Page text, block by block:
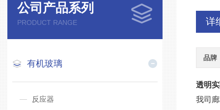
公司产品系列
PRODUCT RANGE
有机玻璃
反应器
详
品牌
透明
我司